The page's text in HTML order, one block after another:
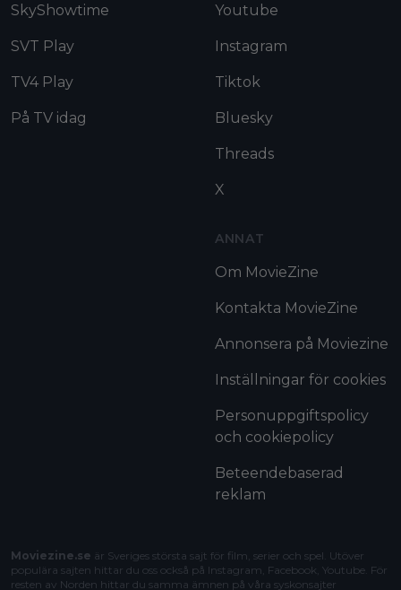
SkyShowtime
SVT Play
TV4 Play
På TV idag
Youtube
Instagram
Tiktok
Bluesky
Threads
X
ANNAT
Om MovieZine
Kontakta MovieZine
Annonsera på Moviezine
Inställningar för cookies
Personuppgiftspolicy
och cookiepolicy
Beteendebaserad
reklam
Moviezine.se är Sveriges största sajt för film, serier och spel. Utöver
populära sajten hittar du oss också på Instagram, Facebook, Youtube. För
resten av Norden hittar du samma ämnen på våra syskonsajter